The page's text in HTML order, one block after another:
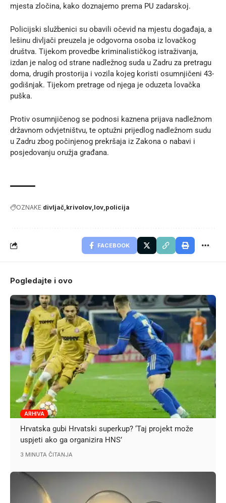
mjesta zločina, kako doznajemo prema PU zadarskoj.
Policijski službenici su obavili očevid na mjestu događaja, a
lešinu divljači preuzela je odgovorna osoba iz lovačkog
društva. Tijekom provedbe kriminalističkog istraživanja,
izdan je nalog od strane nadležnog suda u Zadru za pretragu
doma, drugih prostorija i vozila kojeg koristi osumnjičeni 43-
godišnjak. Tijekom pretrage od njega je oduzeta lovačka
puška.
Protiv osumnjičenog se podnosi kaznena prijava nadležnom
državnom odvjetništvu, te optužni prijedlog nadležnom sudu
u Zadru zbog počinjenog prekršaja iz Zakona o nabavi i
posjedovanju oružja građana.
OZNAKE divljač krivolov lov policija
FACEBOOK
Pogledajte i ovo
ARHIVA
Hrvatska gubi Hrvatski superkup? ‘Taj projekt može
uspjeti ako ga organizira HNS’
3 MINUTA ČITANJA